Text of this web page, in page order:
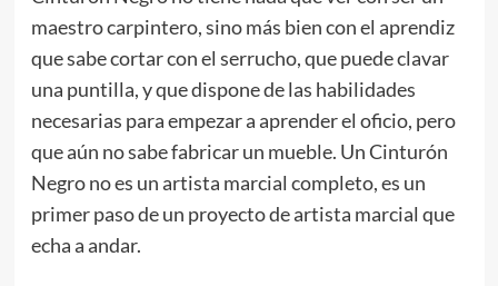
maestro carpintero, sino más bien con el aprendiz
que sabe cortar con el serrucho, que puede clavar
una puntilla, y que dispone de las habilidades
necesarias para empezar a aprender el oficio, pero
que aún no sabe fabricar un mueble. Un Cinturón
Negro no es un artista marcial completo, es un
primer paso de un proyecto de artista marcial que
echa a andar.